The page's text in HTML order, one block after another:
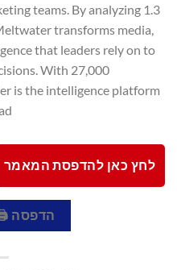
teams. By analyzing 1.3
transforms media,
that leaders rely on to
With 27,000
is the intelligence platform
לחץ כאן להדפסת המאמר
הדפסה